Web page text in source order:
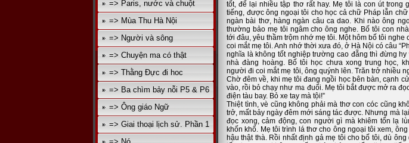
=> Paris, nước và chuột
=> Mùa Thu Hà Nội
=> Người và sông
=> Chuyện ma có thật
=> Thằng Đực đi hoc
=> Ba chìm bảy nỗi P5 & P6
=> Ông giáo Ngữ
=> Giai thoại lịch sử. Phần 1
tốt, để lại nhiều tập thơ rất hay. Mẹ tôi là con út trong
tiếng, được ông ngoại tôi cho học cả chữ Pháp lẫn
ngàn bài thơ, hàng ngàn câu ca dao. Khi nào ông
thường bảo mẹ tôi ngâm cho ông nghe. Bố tôi con
tới đâu, yêu thầm trộm nhớ mẹ tôi. Một hôm bố tôi nghe
coi mắt mẹ tôi. Anh nhớ thời xưa đó, ở Hà Nội có câu
nghĩa là không tốt nghiệp trường cao đẵng thì đừng
nhà đàng hoàng. Bố tôi học chưa xong trung học,
người đi coi mắt mẹ tôi, ông quýnh lên. Trăn trở nhiều
Chờ đêm về, khi mẹ tôi đang ngồi học bên bàn, cạnh
vào, rồi bỏ chạy như ma đuổi. Mẹ tôi bắt được mở ra
điện tàu bay. Bỏ xe tay mà tội!”
Thiệt tình, vè cũng không phải mà thơ con cóc cũng
trở, mất bảy ngày đêm mới sáng tác được. Nhưng mà
đọc xong, cảm động, con người gì mà khiêm tốn lạ
khốn khổ. Mẹ tôi trình lá thơ cho ông ngoại tôi xem,
hậu thật thà. Rồi nhất định gả mẹ tôi cho bố tôi, dù